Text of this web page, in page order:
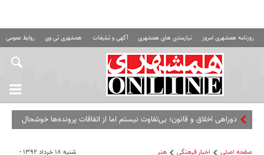
روزنامه همشهری امروز نیازمندی های همشهری آگهی و تبلیغات همشهری تی وی روابط عمومی
دوراهی اخلاق و قانون؛ بی‌تفاوت نیستم اما از اتفاقات پرونده‌ها خوشحال
صفحه اصلی اخبار فرهنگی هنر شنبه ۱۸ خرداد ۱۳۹۲ -